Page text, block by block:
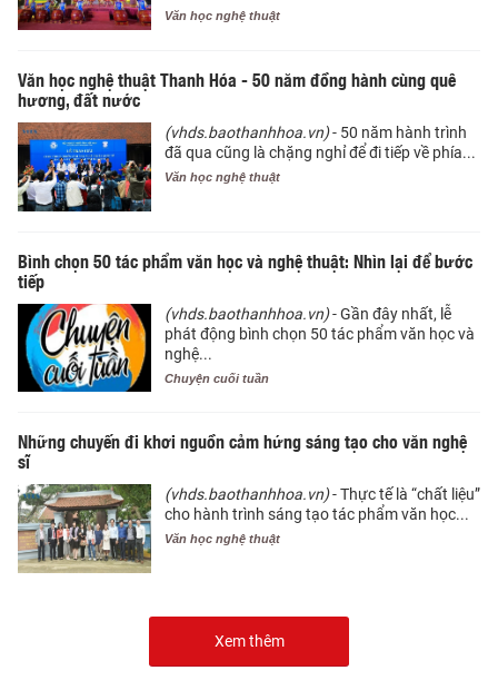
Văn học nghệ thuật
Văn học nghệ thuật Thanh Hóa - 50 năm đồng hành cùng quê
hương, đất nước
(vhds.baothanhhoa.vn)- 50 năm hành trình
đã qua cũng là chặng nghỉ để đi tiếp về phía...
Văn học nghệ thuật
Bình chọn 50 tác phẩm văn học và nghệ thuật: Nhìn lại để bước
tiếp
(vhds.baothanhhoa.vn)- Gần đây nhất, lễ
phát động bình chọn 50 tác phẩm văn học và
nghệ...
Chuyện cuối tuần
Những chuyến đi khơi nguồn cảm hứng sáng tạo cho văn nghệ
sĩ
(vhds.baothanhhoa.vn)- Thực tế là “chất liệu”
cho hành trình sáng tạo tác phẩm văn học...
Văn học nghệ thuật
Xem thêm